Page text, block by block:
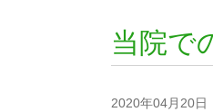
当院で
2020年04月20日